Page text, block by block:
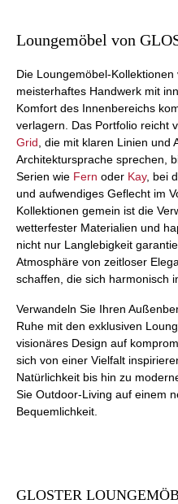
Loungemöbel von
Die Loungemöbel-
meisterhaftes Handwerk mit
Komfort des Innenbereichs
verlagern. Das Portfolio reicht
Grid , die mit klaren Linien
Architektursprache sprechen,
Serien wie Fern oder Kay, bei
und aufwendiges Geflecht im
Kollektionen gemein ist die
wetterfester Materialien und
nicht nur Langlebigkeit
Atmosphäre von zeitloser
schaffen, die sich harmonisch
Verwandeln Sie Ihren
Ruhe mit den exklusiven
visionäres Design auf
sich von einer Vielfalt
Natürlichkeit bis hin zu
Sie Outdoor-Living auf einem
Bequemlichkeit.
GLOSTER